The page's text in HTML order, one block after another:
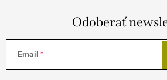
Odoberať
Email